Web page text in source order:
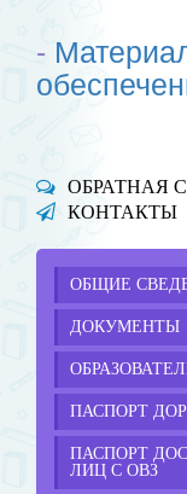
-
ОБРАТНАЯ
КОНТАКТЫ
ОБЩИЕ
ДОКУМЕНТЫ
ПАСПОРТ
ПАСПОРТ
ЛИЦ С ОВЗ